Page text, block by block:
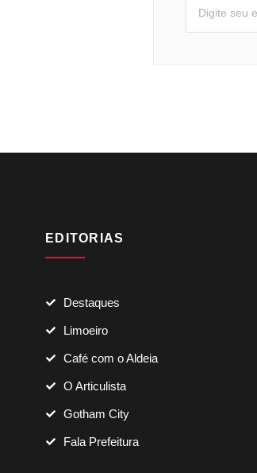
EDITORIAS
Destaques
Limoeiro
Café com o Aldeia
O Articulista
Gotham City
Fala Prefeitura